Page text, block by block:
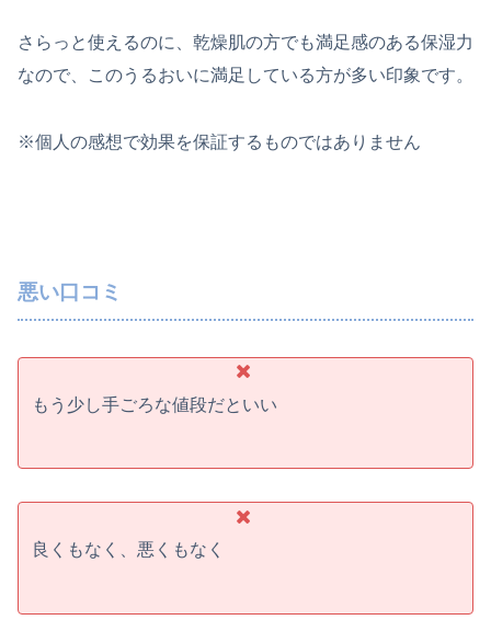
さらっと使えるのに、乾燥肌の方でも満足感のある保湿力
なので、このうるおいに満足している方が多い印象です。
※個人の感想で効果を保証するものではありません
悪い口コミ
もう少し手ごろな値段だといい
良くもなく、悪くもなく